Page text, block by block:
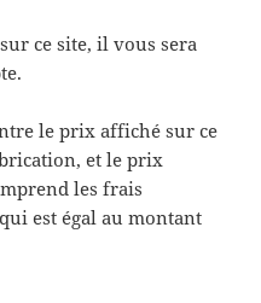
ce site, il vous sera
le prix affiché sur ce
et le prix
les frais
est égal au montant